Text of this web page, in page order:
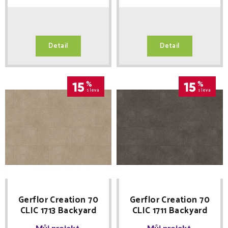
Detail Detail
15 %
sleva
Gerflor Creation 70
CLIC 1713 Backyard
Taupe 389 x 729
15 %
sleva
Gerflor Creation 70
CLIC 1711 Backyard
Dark 389 x 729